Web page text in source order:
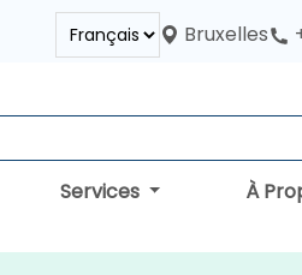
Bruxelles
Services À